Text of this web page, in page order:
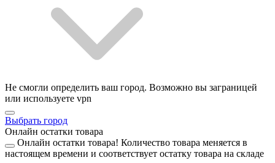
Не смогли определить ваш город. Возможно вы заграницей
или используете vpn
Выбрать город
Онлайн остатки товара
Онлайн остатки товара! Количество товара меняется в
настоящем времени и соответствует остатку товара на складе